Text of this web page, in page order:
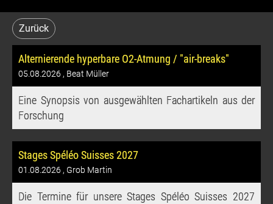
Zurück
Alternierende hyperbare O2-Atmung / "air-breaks"
05.08.2026 , Beat Müller
Eine Synopsis von ausgewählten Fachartikeln aus der
Forschung
Stages Spéléo Suisses 2027
01.08.2026 , Grob Martin
Die Termine für unsere Stages Spéléo Suisses 2027